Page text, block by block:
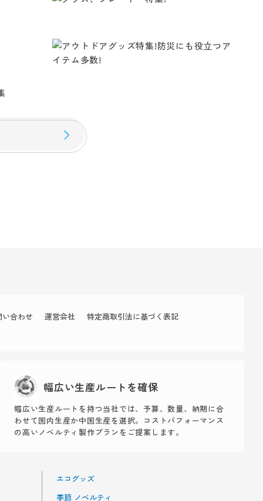
い合わせ 運営会社
特定商取引法に基づく表記
幅広い生産ルートを確保
幅広い生産ルートを持つ当社では、予算、数量、納期に合
わせて国内生産か中国生産を選択。コストパフォーマンス
の高いノベルティ製作プランをご提案します。
エコグッズ
季節 ノベルティ